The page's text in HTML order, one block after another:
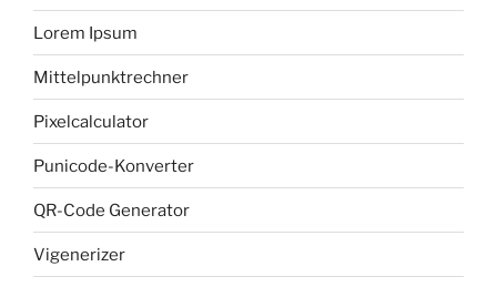
Lorem Ipsum
Mittelpunktrechner
Pixelcalculator
Punicode-Konverter
QR-Code Generator
Vigenerizer